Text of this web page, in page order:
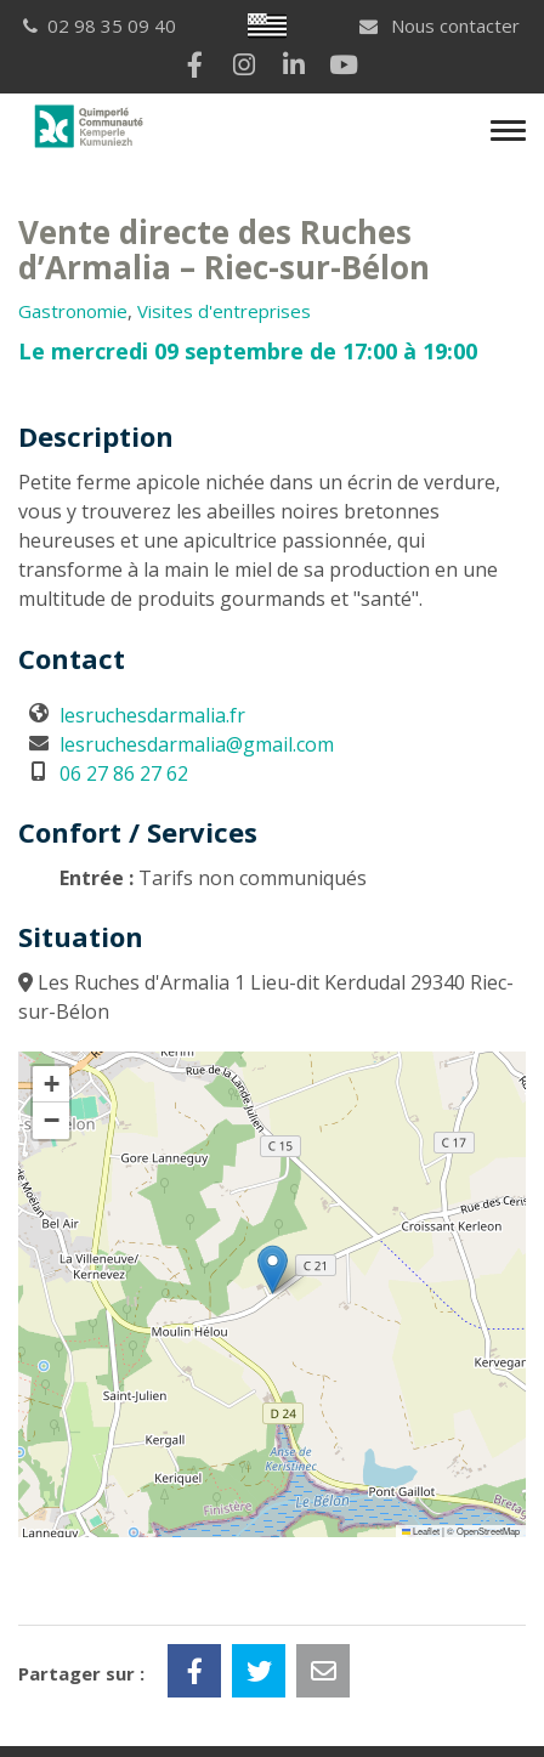
Breton
02 98 35 09 40
Nous contacter
Lien vers le compte Facebook
Lien vers le compte Instagram
Lien vers le compte
Vente directe des Ruches
d’Armalia – Riec-sur-Bélon
Gastronomie, Visites d'entreprises
Le mercredi 09 septembre de 17:00 à 19:00
Description
Description
Petite ferme apicole nichée dans un écrin de verdure,
vous y trouverez les abeilles noires bretonnes
heureuses et une apicultrice passionnée, qui
transforme à la main le miel de sa production en une
multitude de produits gourmands et "santé".
Contact
lesruchesdarmalia.fr
lesruchesdarmalia@gmail.com
06 27 86 27 62
Confort / Services
Entrée : Tarifs non communiqués
Situation
Les Ruches d'Armalia 1 Lieu-dit Kerdudal 29340 Riec-
sur-Bélon
+
−
Leaflet|©OpenStreetMap
Partager sur :